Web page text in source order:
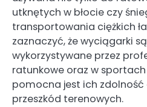
utknętych w błocie czy
transportowania ciężkich
zaznaczyć, że wyciągarki
wykorzystywane przez
ratunkowe oraz w
pomocna jest ich
przeszkód terenowych.